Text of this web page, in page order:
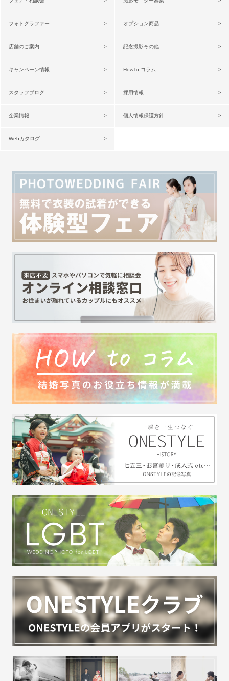
フォトグラファー オプション商品
店舗のご案内 記念撮影その他
キャンペーン情報 HowTo コラム
スタッフブログ 採用情報
企業情報 個人情報保護方針
Webカタログ